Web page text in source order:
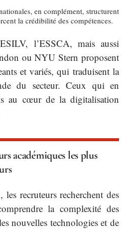
en complément, structurent
la crédibilité des compétences.
l’ESSCA, mais aussi
ou NYU Stern proposent
et variés, qui traduisent la
du secteur. Ceux qui en
au cœur de la digitalisation
académiques les plus
recruteurs recherchent des
la complexité des
nouvelles technologies et de